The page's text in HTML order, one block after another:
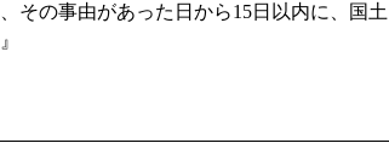
その事由があった日から15日以内に、国土